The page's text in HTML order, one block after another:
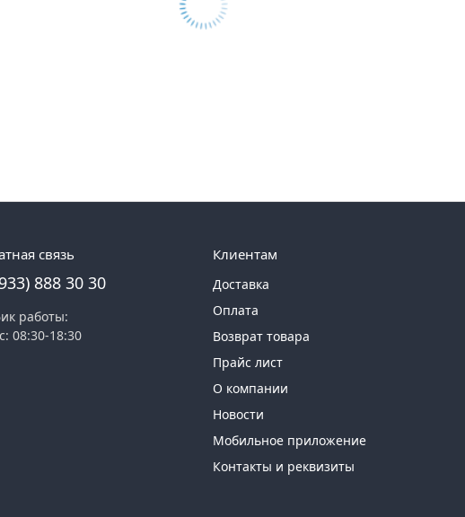
связь
888 30 30
работы:
08:30-18:30
Клиентам
Доставка
Оплата
Возврат товара
Прайс лист
О компании
Новости
Мобильное приложение
Контакты и реквизиты